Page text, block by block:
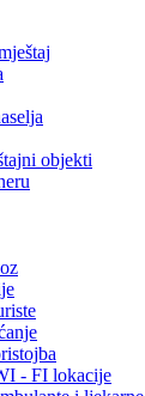
objekti
- FI lokacije